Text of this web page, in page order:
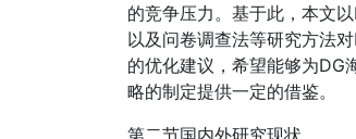
的竞争压力。基于此，本文
以及问卷调查法等研究方法
的优化建议，希望能够为DG
略的制定提供一定的借鉴。
第二节国内外研究现状